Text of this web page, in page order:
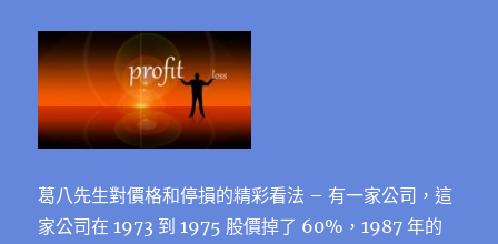
值」
和
「價
格」〉
中
葛八先生對價格和停損的精彩看法 – 有一家公司，這
家公司在 1973 到 1975 股價掉了 60%，1987 年的